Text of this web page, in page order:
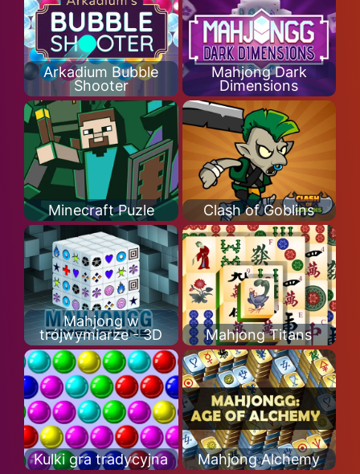
Arkadium Bubble
Shooter
Mahjong Dark
Dimensions
Minecraft Puzle Clash of Goblins
Mahjong w
trójwymiarze - 3D
Mahjong Titans
Kulki gra tradycyjna Mahjong Alchemy